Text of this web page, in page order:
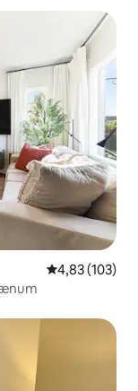
4,83 af 5 í
4,83 (103)